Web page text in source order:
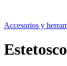
Accesorios y